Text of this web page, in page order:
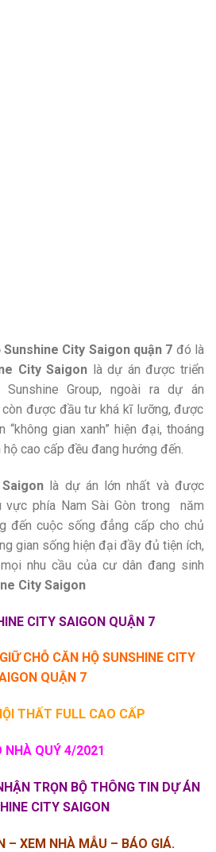
City Saigon quận 7 đó là
City Saigon là dự án được triển
Group, ngoài ra dự án
còn được đầu tư khá kĩ lưỡng, được
gian xanh” hiện đại, thoáng
cao cấp đều đang hướng đến.
là dự án lớn nhất và được
vực phía Nam Sài Gòn trong năm
đến cuộc sống đẳng cấp cho chủ
gian sống hiện đại đầy đủ tiện ích,
nhu cầu của cư dân đang sinh
City Saigon
CITY SAIGON QUẬN 7
CHỖ CĂN HỘ SUNSHINE CITY
QUẬN 7
THẤT FULL CAO CẤP
NHÀ QUÝ 4/2021
TRỌN BỘ THÔNG TIN DỰ ÁN
CITY SAIGON
– XEM NHÀ MẪU – BÁO GIÁ.